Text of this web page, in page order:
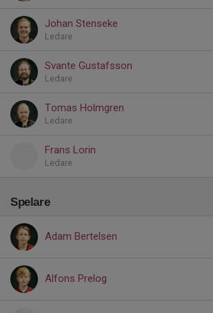
Johan Stenseke
Ledare
Svante Gustafsson
Ledare
Tomas Holmgren
Ledare
Frans Lorin
Ledare
Spelare
Adam Bertelsen
Alfons Prelog